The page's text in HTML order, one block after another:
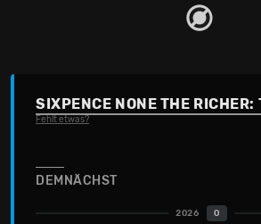
SIXPENCE NONE THE RICHER:
Fehlt etwas?
DEMNÄCHST
2026 0